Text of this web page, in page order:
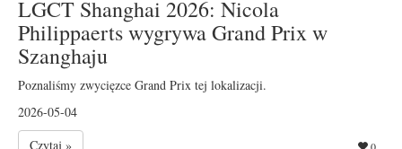
LGCT Shanghai 2026: Nicola
Philippaerts wygrywa Grand Prix w
Szanghaju
Poznaliśmy zwycięzce Grand Prix tej lokalizacji.
2026-05-04
Czytaj »